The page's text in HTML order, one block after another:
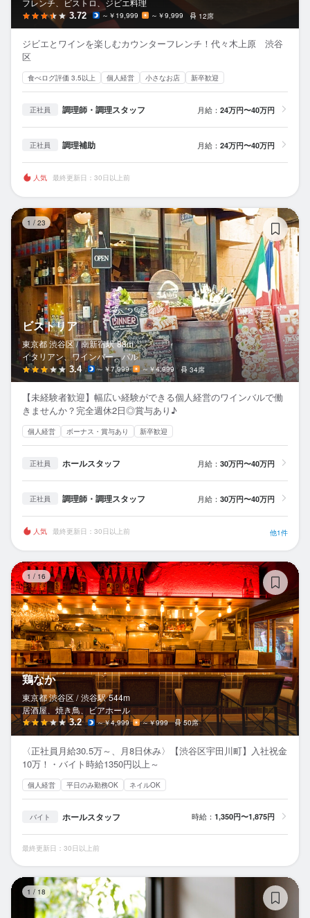
フレンチ、ビストロ、ジビエ料理
3.72 ～￥19,999 ～￥9,999 12席
ジビエとワインを楽しむカウンターフレンチ！代々木上原 渋谷
区
食べログ評価 3.5以上 個人経営 小さなお店 新卒歓迎
正社員 調理師・調理スタッフ 月給： 24万円〜40万円
正社員 調理補助 月給： 24万円〜40万円
人気 最終更新日：30日以上前
1 / 23
ビストリア
東京都 渋谷区 / 南新宿駅 88m
イタリアン、ワインバー、バル
3.4 ～￥7,999 ～￥4,999 34席
【未経験者歓迎】幅広い経験ができる個人経営のワインバルで働
きませんか？完全週休2日◎賞与あり♪
個人経営 ボーナス・賞与あり 新卒歓迎
正社員 ホールスタッフ 月給： 30万円〜40万円
正社員 調理師・調理スタッフ 月給： 30万円〜40万円
人気 最終更新日：30日以上前 他1件
1 / 16
鶏なか
東京都 渋谷区 / 渋谷駅 544m
居酒屋、焼き鳥、ビアホール
3.2 ～￥4,999 ～￥999 50席
〈正社員月給30.5万～、月8日休み〉【渋谷区宇田川町】入社祝金
10万！・バイト時給1350円以上～
個人経営 平日のみ勤務OK ネイルOK
バイト ホールスタッフ 時給： 1,350円〜1,875円
最終更新日：30日以上前
1 / 18